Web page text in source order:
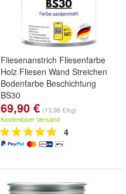
Fliesenanstrich Fliesenfarbe
Holz Fliesen Wand Streichen
Bodenfarbe Beschichtung
BS30
1K Kunstharz Spezialfarbe
Alkydharz Dachfarbe
Betonfarbe Wandfarbe
5kg/25m²
69,90 € (13,98 €/kg)
Kostenloser Versand
4